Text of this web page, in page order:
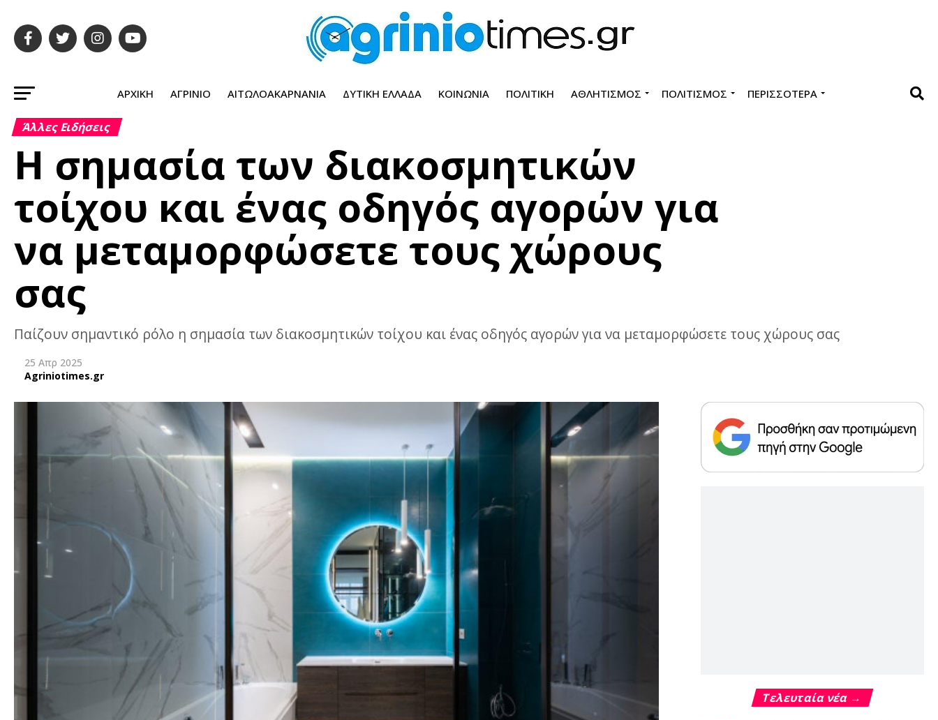
ΑΡΧΙΚΉ ΑΓΡΊΝΙΟ ΑΙΤΩΛΟΑΚΑΡΝΑΝΊΑ ΔΥΤΙΚΉ ΕΛΛΆΔΑ ΚΟΙΝΩΝΊΑ ΠΟΛΙΤΙΚΉ ΑΘΛΗΤΙΣΜΌΣ ΠΟΛΙΤΙΣΜΌΣ ΠΕΡΙΣΣΌΤΕΡΑ
Άλλες Ειδήσεις
Η σημασία των διακοσμητικών
τοίχου και ένας οδηγός αγορών για
να μεταμορφώσετε τους χώρους
σας
Παίζουν σημαντικό ρόλο η σημασία των διακοσμητικών τοίχου και ένας οδηγός αγορών για να μεταμορφώσετε τους χώρους σας
25 Απρ 2025
Agriniotimes.gr
Τελευταία νέα →